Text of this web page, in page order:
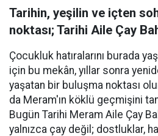
Tarihin, yeşilin ve içten
noktası; Tarihi Aile Çay
Çocukluk hatıralarını burada
için bu mekân, yıllar sonra
yaşatan bir buluşma noktası
da Meram'ın köklü geçmişini
Bugün Tarihi Meram Aile Çay
yalnızca çay değil; dostluklar,